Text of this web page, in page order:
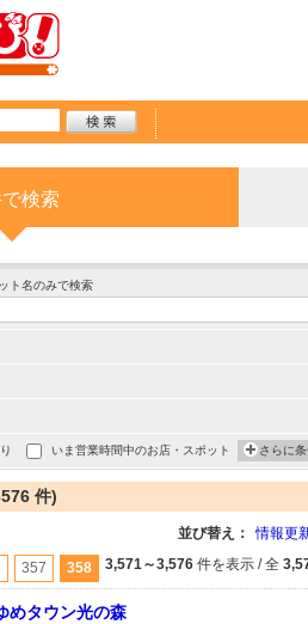
検索
ト名のみで検索
いま営業時間中のお店・スポット さらに
件)
並び替え： 情報更
357 358 3,571～3,576 件を表示 / 全
めタウン光の森